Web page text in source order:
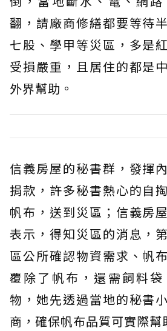
翻，請廠商修繕都要等待
七股、學甲等災區，多是
受損嚴重，且居住的都是
外界幫助。
信義房屋的秘書群，發揮
捐款，許多秘書熱心的自
帆布，送到災區；信義房
表示，得知災區的消息，
區公所確認物資需求、帆
覆除了帆布，還需飼料
物，她先透過當地的秘書
商，確保帆布品質可實際幫